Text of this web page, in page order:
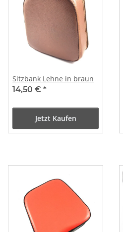
Sitzbank Lehne in braun
14,50 € *
Jetzt Kaufen